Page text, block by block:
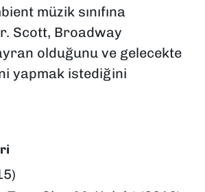
müzik sınıfına
Scott, Broadway
olduğunu ve gelecekte
yapmak istediğini